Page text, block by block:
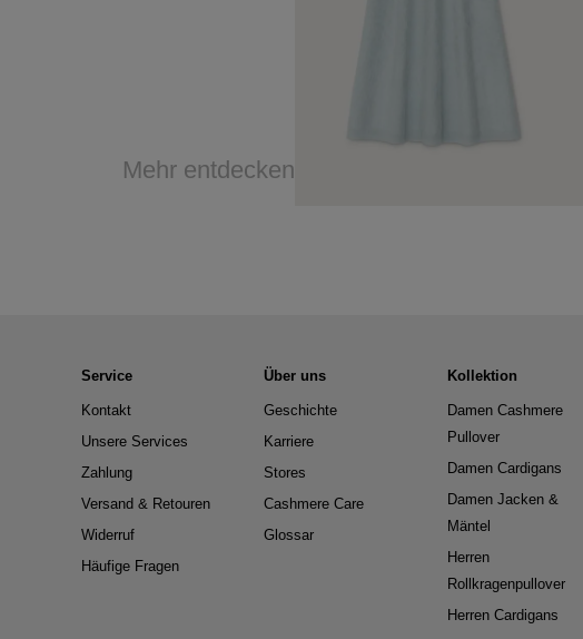
Mehr entdecken
Service
Kontakt
Unsere Services
Zahlung
Versand & Retouren
Widerruf
Häufige Fragen
Über uns
Geschichte
Karriere
Stores
Cashmere Care
Glossar
Kollektion
Damen Cashmere
Pullover
Damen Cardigans
Damen Jacken &
Mäntel
Herren
Rollkragenpullover
Herren Cardigans